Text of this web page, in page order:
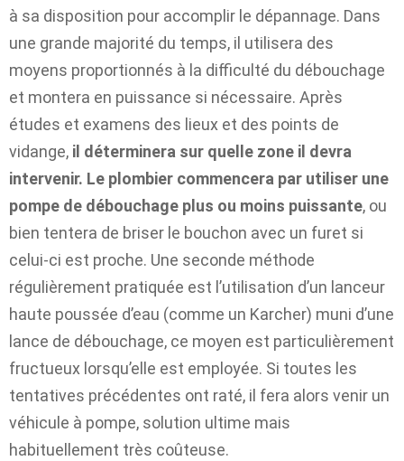
à sa disposition pour accomplir le dépannage. Dans
une grande majorité du temps, il utilisera des
moyens proportionnés à la difficulté du débouchage
et montera en puissance si nécessaire. Après
études et examens des lieux et des points de
vidange, il déterminera sur quelle zone il devra
intervenir. Le plombier commencera par utiliser une
pompe de débouchage plus ou moins puissante, ou
bien tentera de briser le bouchon avec un furet si
celui-ci est proche. Une seconde méthode
régulièrement pratiquée est l’utilisation d’un lanceur
haute poussée d’eau (comme un Karcher) muni d’une
lance de débouchage, ce moyen est particulièrement
fructueux lorsqu’elle est employée. Si toutes les
tentatives précédentes ont raté, il fera alors venir un
véhicule à pompe, solution ultime mais
habituellement très coûteuse.